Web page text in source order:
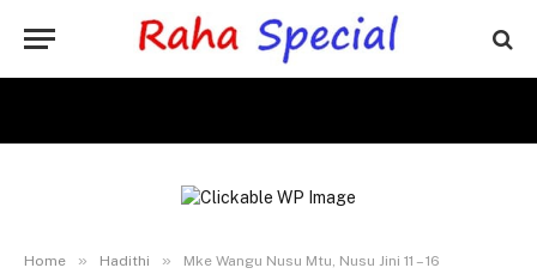
Home » Hadithi » Mke Wangu Nusu Mtu, Nusu Jini 11 – 16